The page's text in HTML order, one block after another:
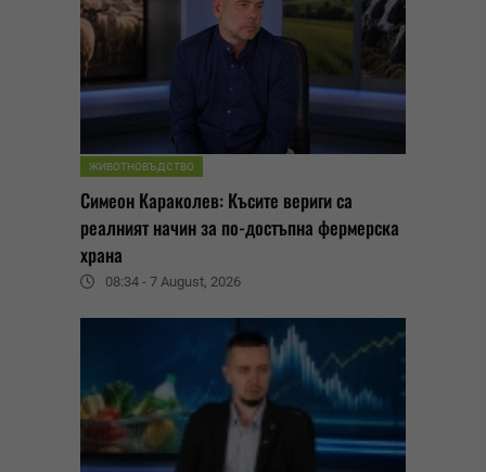
ЖИВОТНОВЪДСТВО
Симеон Караколев: Късите вериги са
реалният начин за по-достъпна фермерска
храна
08:34 - 7 August, 2026